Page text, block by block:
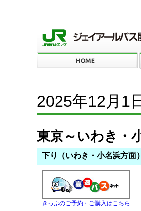
2025年12月1
東京～いわき・
下り（いわき・小名浜方面）
きっぷのご予約・ご購入はこちら